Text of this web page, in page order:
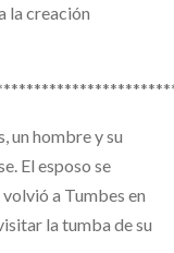
la creación
un hombre y su
El esposo se
a Tumbes en
la tumba de su